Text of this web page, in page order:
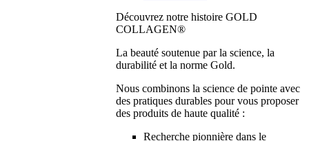
Découvrez notre histoire GOLD
COLLAGEN®
La beauté soutenue par la science, la
durabilité et la norme Gold.
Nous combinons la science de pointe avec
des pratiques durables pour vous proposer
des produits de haute qualité :
Recherche pionnière dans le